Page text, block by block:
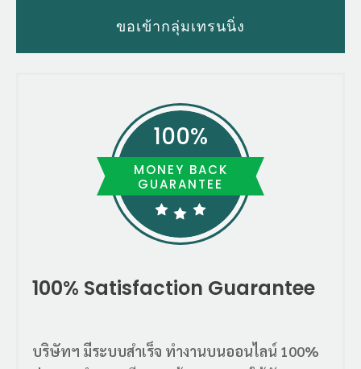
ขอเข้ากลุ่มเทรนนิ่ง
100%
MONEY BACK
GUARANTEE
100% Satisfaction Guarantee
บริษัทฯ มีระบบสำเร็จ ทำงานบนออนไลน์ 100%